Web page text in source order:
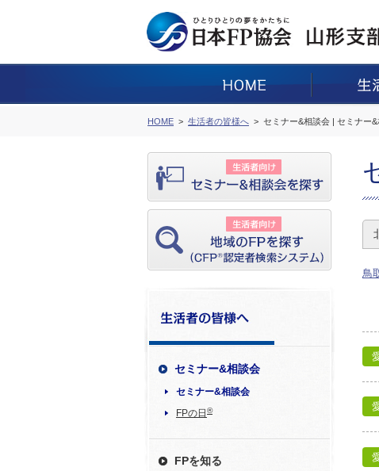
HOME 生活者の皆様へ セミナー&相談会 | セミナー
セミナー&相談会
セミナー&相談会
FPの日 ®
FPを知る
鳥